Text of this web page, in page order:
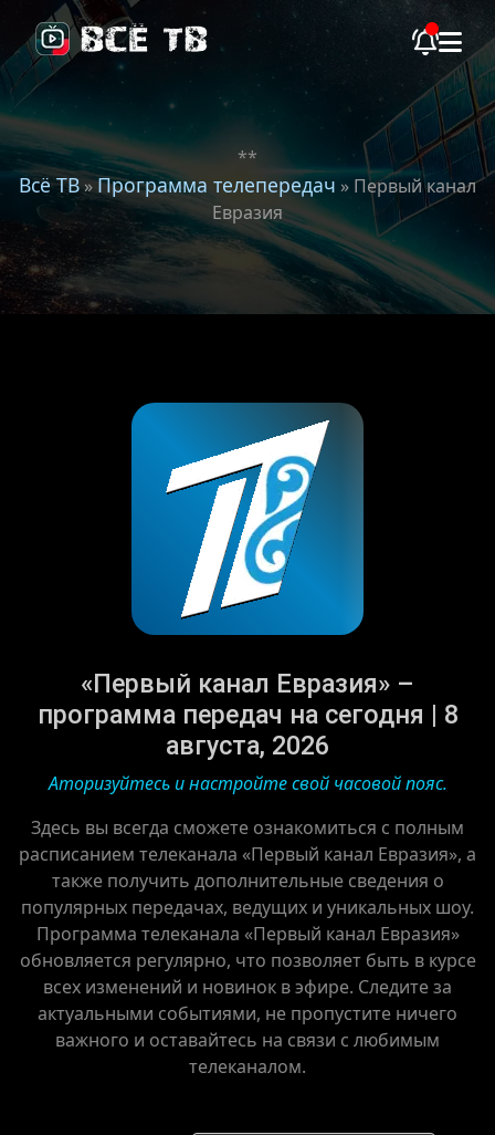
**
Всё ТВ»Программа телепередач » Первый канал
Евразия
«Первый канал Евразия» –
программа передач на сегодня | 8
августа, 2026
Аторизуйтесь и настройте свой часовой пояс.
Здесь вы всегда сможете ознакомиться с полным
расписанием телеканала «Первый канал Евразия», а
также получить дополнительные сведения о
популярных передачах, ведущих и уникальных шоу.
Программа телеканала «Первый канал Евразия»
обновляется регулярно, что позволяет быть в курсе
всех изменений и новинок в эфире. Следите за
актуальными событиями, не пропустите ничего
важного и оставайтесь на связи с любимым
телеканалом.